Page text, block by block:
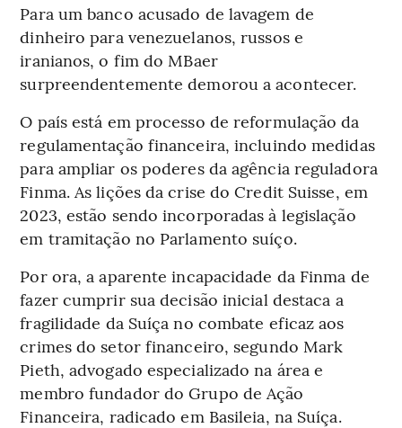
Para um banco acusado de lavagem de
dinheiro para venezuelanos, russos e
iranianos, o fim do MBaer
surpreendentemente demorou a acontecer.
O país está em processo de reformulação da
regulamentação financeira, incluindo medidas
para ampliar os poderes da agência reguladora
Finma. As lições da crise do Credit Suisse, em
2023, estão sendo incorporadas à legislação
em tramitação no Parlamento suíço.
Por ora, a aparente incapacidade da Finma de
fazer cumprir sua decisão inicial destaca a
fragilidade da Suíça no combate eficaz aos
crimes do setor financeiro, segundo Mark
Pieth, advogado especializado na área e
membro fundador do Grupo de Ação
Financeira, radicado em Basileia, na Suíça.